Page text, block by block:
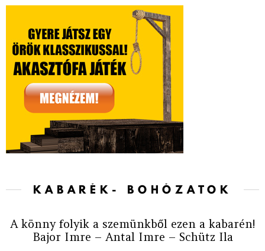
KABARÉK- BOHÓZATOK
A könny folyik a szemünkből ezen a kabarén!
Bajor Imre – Antal Imre – Schütz Ila